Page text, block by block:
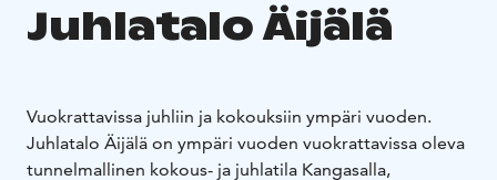
Juhlatalo Äijälä
Vuokrattavissa juhliin ja kokouksiin ympäri vuoden.
Juhlatalo Äijälä on ympäri vuoden vuokrattavissa oleva
tunnelmallinen kokous- ja juhlatila Kangasalla,